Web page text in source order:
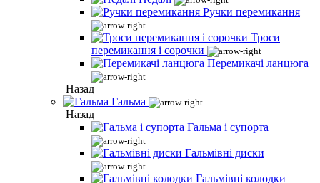
Ручки перемикання
Троси
перемикання і сорочки
Перемикачі ланцюга
Назад
Гальма
Назад
Гальма і супорта
Гальмівні диски
Гальмівні колодки